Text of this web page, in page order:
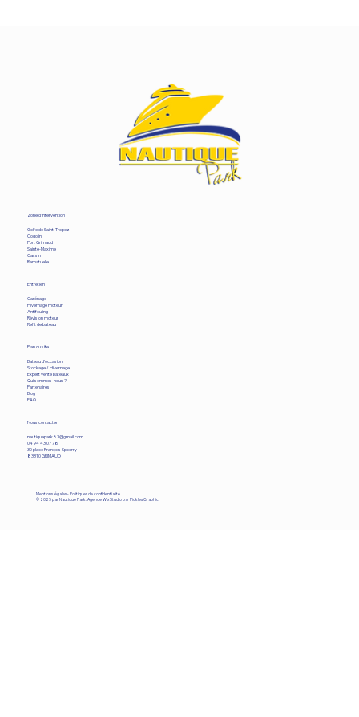
Zone d'intervention
Golfe de Saint-Tropez
Cogolin
Port Grimaud
Sainte-Maxime
Gassin
Ramatuelle
Entretien
Carénage
Hivernage moteur
Antifouling
Révision moteur
Refit de bateau
Plan du site
Bateau d'occasion
Stockage / Hivernage
Expert vente bateaux
Qui sommes-nous ?
Partenaires
Blog
FAQ
Nous contacter
nautiquepark83@gmail.com
​04 94 43 07 78
30 place François Spoerry
83310 GRIMAUD
Mentions légales-Politiques de confidentialité
© 2025 par Nautique Park. Agence Wix Studio par Pickles Graphic